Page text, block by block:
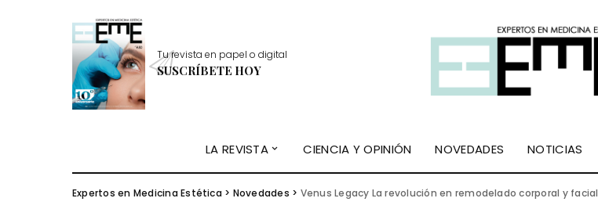
Tu revista en papel o digital
SUSCRÍBETE HOY
LA REVISTA CIENCIA Y OPINIÓN NOVEDADES NOTICIAS
Expertos en Medicina Estética > Novedades > Venus Legacy La revolución en remodelado corporal y facial